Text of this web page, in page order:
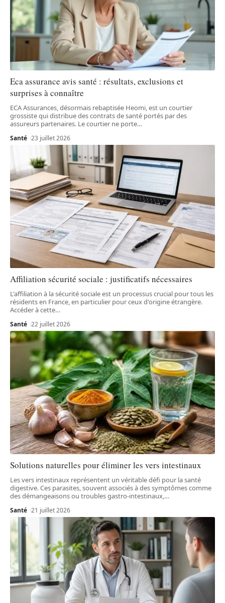
Eca assurance avis santé : résultats, exclusions et
surprises à connaître
ECA Assurances, désormais rebaptisée Heomi, est un courtier
grossiste qui distribue des contrats de santé portés par des
assureurs partenaires. Le courtier ne porte…
Santé 23 juillet 2026
Affiliation sécurité sociale : justificatifs nécessaires
L'affiliation à la sécurité sociale est un processus crucial pour tous les
résidents en France, en particulier pour ceux d'origine étrangère.
Accéder à cette…
Santé 22 juillet 2026
Solutions naturelles pour éliminer les vers intestinaux
Les vers intestinaux représentent un véritable défi pour la santé
digestive. Ces parasites, souvent associés à des symptômes comme
des démangeaisons ou troubles gastro-intestinaux,…
Santé 21 juillet 2026